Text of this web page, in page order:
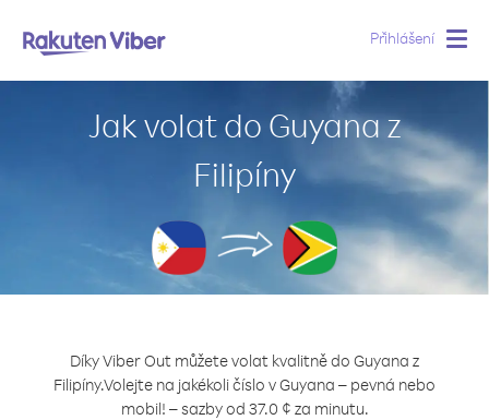
Přihlášení
Jak volat do Guyana z
Filipíny
Díky Viber Out můžete volat kvalitně do Guyana z
Filipíny.Volejte na jakékoli číslo v Guyana – pevná nebo
mobil! – sazby od 37.0 ¢ za minutu.